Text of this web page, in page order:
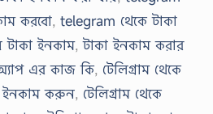
করবো, telegram থেকে টাকা
টাকা ইনকাম,টাকা ইনকাম করার
অ্যাপ এর কাজ কি, টেলিগ্রাম থেকে
ইনকাম করুন, টেলিগ্রাম থেকে